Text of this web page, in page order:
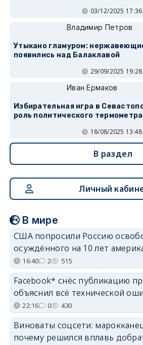
03/12/2025 17:36
Владимир Петров
Утыкано гламуром:
появились над Балаклавой
29/09/2025 19:28
Иван Ермаков
Избирательная игра в
роль политического термометра
18/08/2025 13:48
В раздел
Личный
В мире
США попросили Россию
осуждённого на 10 лет
16:40 2 515
Facebook* снёс публикацию
объяснил всё технической
22:16 0 430
Виноваты соцсети:
почему решился вплавь